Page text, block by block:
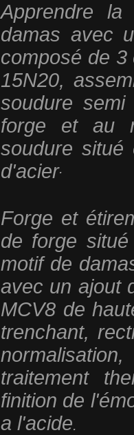
Apprendre
damas avec
composé de
15N20,
soudure
forge et au
soudure situé
d'acier.
Forge et
de forge
motif de
avec un ajout
MCV8 de
trenchant,
traitement
finition de
a l'acide.